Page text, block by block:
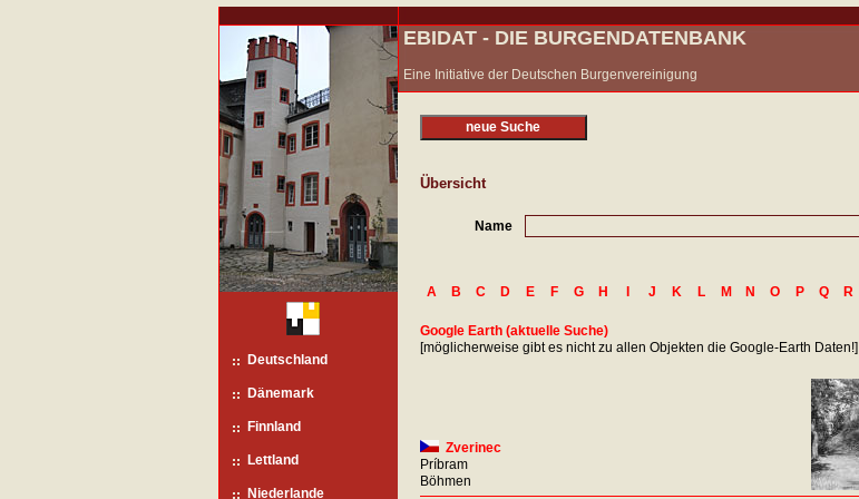
EBIDAT - DIE BURGENDATENBANK
Eine Initiative der Deutschen Burgenvereinigung
Deutschland
Dänemark
Finnland
Lettland
Niederlande
neue Suche
Übersicht
Name
A B C D E F G H I J K L M N O P Q R
Google Earth (aktuelle Suche)
[möglicherweise gibt es nicht zu allen Objekten die Google-Earth Daten!]
Zverinec
Príbram
Böhmen